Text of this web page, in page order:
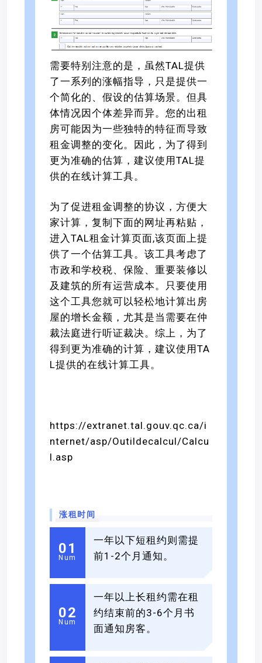
需要特别注意的是，虽然TAL提供
了一系列的涨幅指导，只是提供一
个简化的、假设的估算场景。但具
体情况因个体差异而异。您的出租
房可能因为一些独特的特征而导致
租金调整的变化。因此，为了得到
更为准确的估算，建议使用TAL提
供的在线计算工具。
为了促进租金调整的协议，方便大
家计算，复制下面的网址再粘贴，
进入TAL租金计算页面,该页面上提
供了一个估算工具。该工具考虑了
市政和学校税、保险、重要装修以
及建筑的所有运营成本。只要使用
这个工具您就可以轻松地计算出房
屋的增长金额，尤其是当需要在仲
裁法庭进行听证裁决。综上，为了
得到更为准确的计算，建议使用TA
L提供的在线计算工具。
https://extranet.tal.gouv.qc.ca/i
nternet/asp/Outildecalcul/Calcu
l.asp
涨租时间
01
Num
一年以下短租约则需提
前1-2个月通知。
02
Num
一年以上长租约需在租
约结束前的3-6个月书
面通知房客。